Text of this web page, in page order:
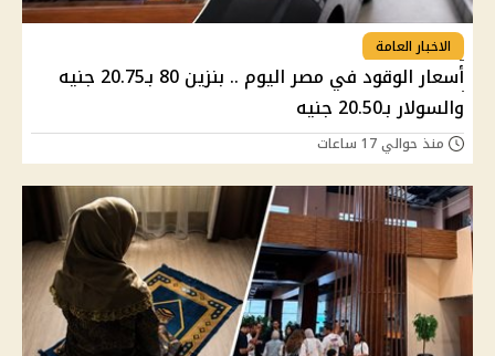
الاخبار العامة
أسعار الوقود في مصر اليوم .. بنزين 80 بـ20.75 جنيه
والسولار بـ20.50 جنيه
منذ حوالي 17 ساعات